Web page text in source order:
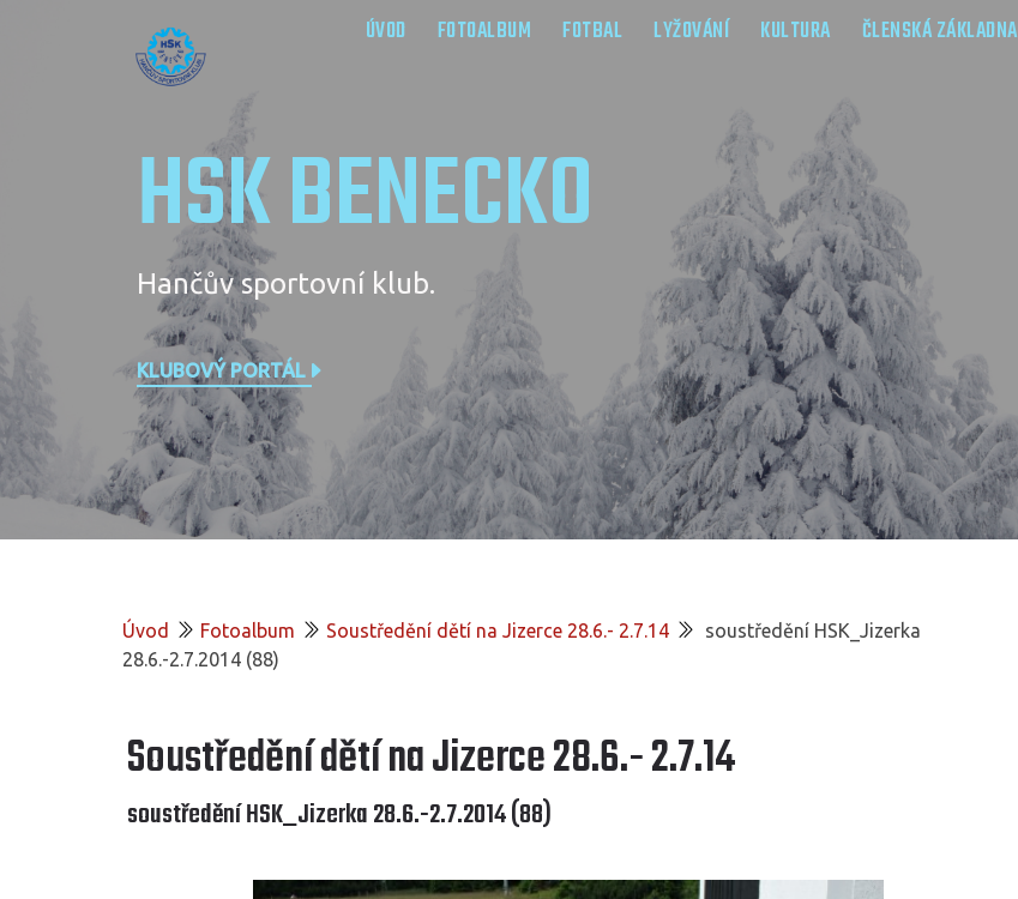
ÚVOD FOTOALBUM FOTBAL LYŽOVÁNÍ KULTURA ČLENSKÁ ZÁKLADNA
HSK BENECKO
Hančův sportovní klub.
KLUBOVÝ PORTÁL
Úvod Fotoalbum Soustředění dětí na Jizerce 28.6.- 2.7.14
soustředění HSK_Jizerka
28.6.-2.7.2014 (88)
Soustředění dětí na Jizerce 28.6.- 2.7.14
soustředění HSK_Jizerka 28.6.-2.7.2014 (88)